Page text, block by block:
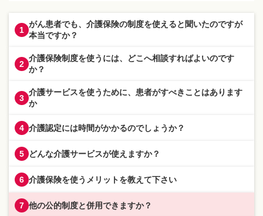
1
がん患者でも、介護保険の制度を使えると聞いたのですが
本当ですか？
2
介護保険制度を使うには、どこへ相談すればよいのです
か？
3
介護サービスを使うために、患者がすべきことはあります
か
4 介護認定には時間がかかるのでしょうか？
5 どんな介護サービスが使えますか？
6 介護保険を使うメリットを教えて下さい
7 他の公的制度と併用できますか？